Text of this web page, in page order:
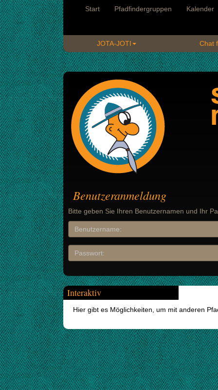
Start Pfadfindergruppen Kalender
JOTA-JOTI Chat
Benutzeranmeldung
Bitte geben Sie Ihren Benutzernamen und Ihr
Interaktiv
Hier gibt es Möglichkeiten, um mit anderen